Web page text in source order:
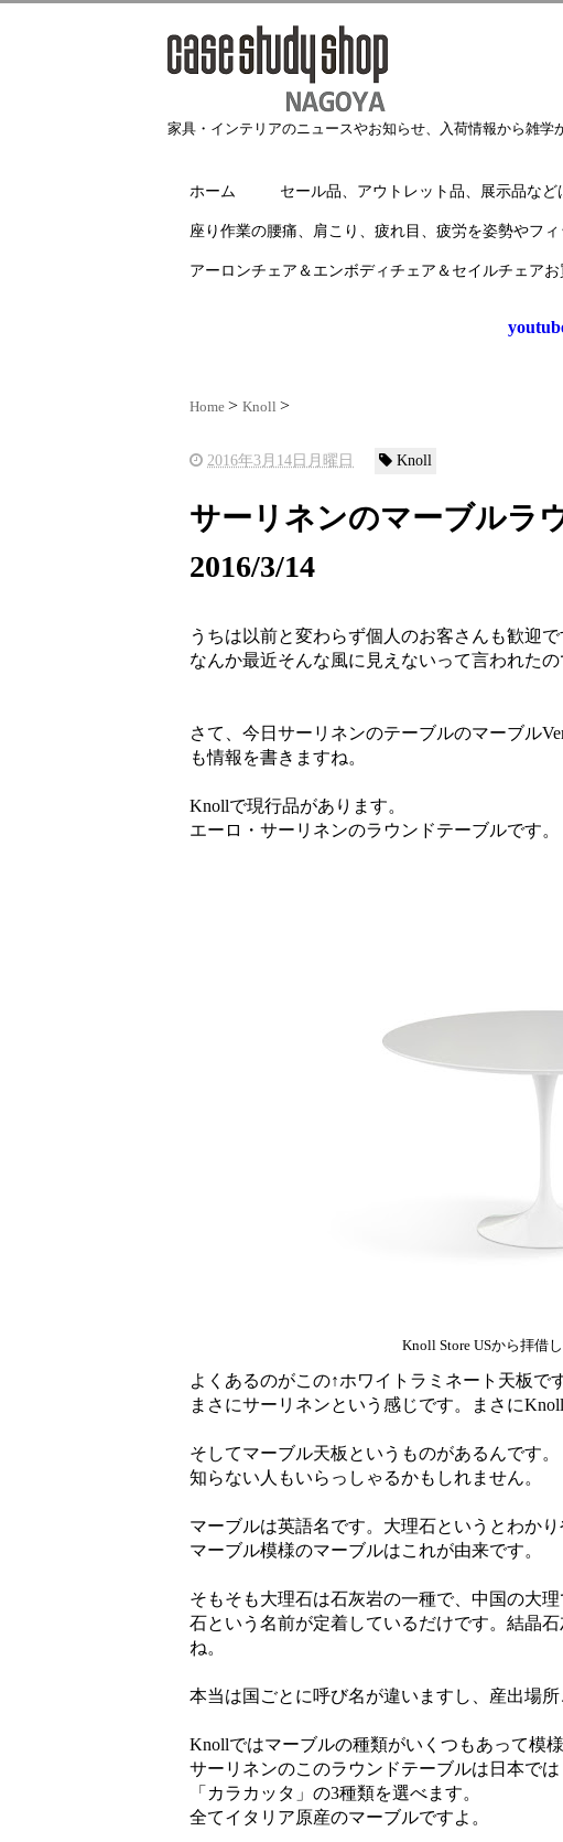
家具・インテリアのニュースやお知らせ、入荷情報から雑学
ホーム セール品、アウトレット品、展示品など
座り作業の腰痛、肩こり、疲れ目、疲労を姿勢やフ
アーロンチェア＆エンボディチェア＆セイルチェア
Home Knoll
2016年3月14日月曜日 Knoll
サーリネンのマーブルラ
2016/3/14
うちは以前と変わらず個人のお客さんも歓迎で
なんか最近そんな風に見えないって言われたの
さて、今日サーリネンのテーブルのマーブル
も情報を書きますね。
Knollで現行品があります。
エーロ・サーリネンのラウンドテーブルです。
Knoll Store USから拝借
よくあるのがこの↑ホワイトラミネート天板で
まさにサーリネンという感じです。まさにKnoll
そしてマーブル天板というものがあるんです。
知らない人もいらっしゃるかもしれません。
マーブルは英語名です。大理石というとわかり
マーブル模様のマーブルはこれが由来です。
そもそも大理石は石灰岩の一種で、中国の大
石という名前が定着しているだけです。結晶
ね。
本当は国ごとに呼び名が違いますし、産出場所
Knollではマーブルの種類がいくつもあって模様
サーリネンのこのラウンドテーブルは日本で
「カラカッタ」の3種類を選べます。
全てイタリア原産のマーブルですよ。